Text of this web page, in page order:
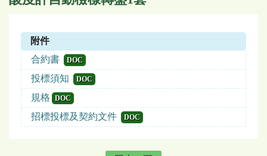
附件
合約書
DOC
投標須知 DOC
規格 DOC
招標投標及契約文件 DOC